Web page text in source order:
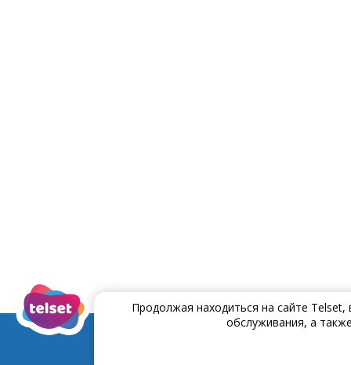
Продолжая находиться на сайте
обслуживания, а